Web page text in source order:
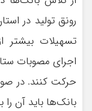
رونق تولید در
تسهیلات بیشتر
اجرای مصوبات
حرکت کنند. در
بانک‌ها باید آن